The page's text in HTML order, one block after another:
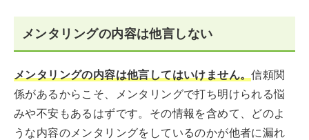
メンタリングの内容は他言しない
メンタリングの内容は他言してはいけません。信頼関
係があるからこそ、メンタリングで打ち明けられる悩
みや不安もあるはずです。その情報を含めて、どのよ
うな内容のメンタリングをしているのかが他者に漏れ